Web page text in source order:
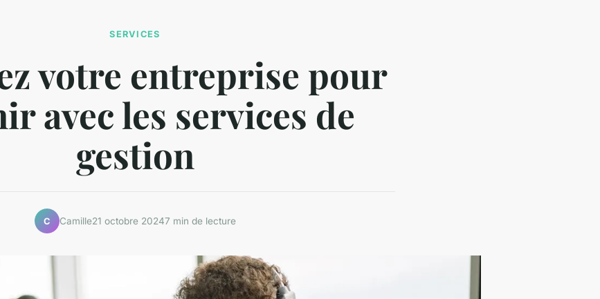
SERVICES
votre entreprise pour
avec les services de
gestion
C Camille21 octobre 20247 min de lecture